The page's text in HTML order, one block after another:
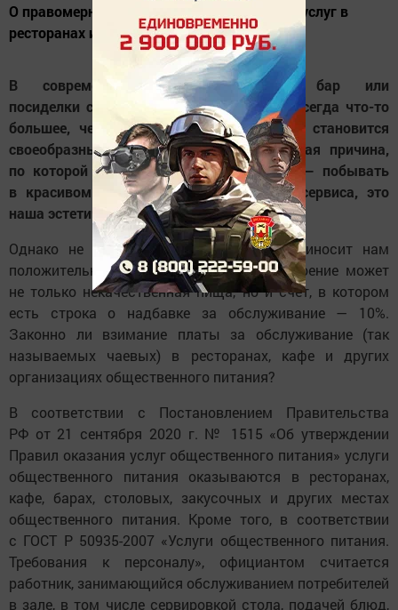
О правомерности оплаты дополнительных услуг в
ресторанах и кафе.
В современном мире поход в бар или
посиделки с друзьями в кофейне — это всегда что-то
большее, чем принятие пищи. Часто это становится
своеобразным ритуалом. Самая очевидная причина,
по которой люди приходят в ресторан, — побывать
в красивом месте с высоким уровнем сервиса, это
наша эстетическая потребность.
Однако не всегда поход в ресторан приносит нам
положительные эмоции, испортить настроение может
не только некачественная пища, но и счет, в котором
есть строка о надбавке за обслуживание — 10%.
Законно ли взимание платы за обслуживание (так
называемых чаевых) в ресторанах, кафе и других
организациях общественного питания?
В соответствии с Постановлением Правительства
РФ от 21 сентября 2020 г. № 1515 «Об утверждении
Правил оказания услуг общественного питания» услуги
общественного питания оказываются в ресторанах,
кафе, барах, столовых, закусочных и других местах
общественного питания. Кроме того, в соответствии
с ГОСТ Р 50935-2007 «Услуги общественного питания.
Требования к персоналу», официантом считается
работник, занимающийся обслуживанием потребителей
в зале, в том числе сервировкой стола, подачей блюд,